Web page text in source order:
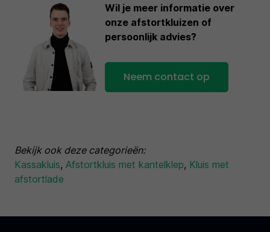
Wil je meer informatie over
onze afstortkluizen of
persoonlijk advies?
Neem contact op
Bekijk ook deze categorieën:
Kassakluis, Afstortkluis met kantelklep, Kluis met
afstortlade